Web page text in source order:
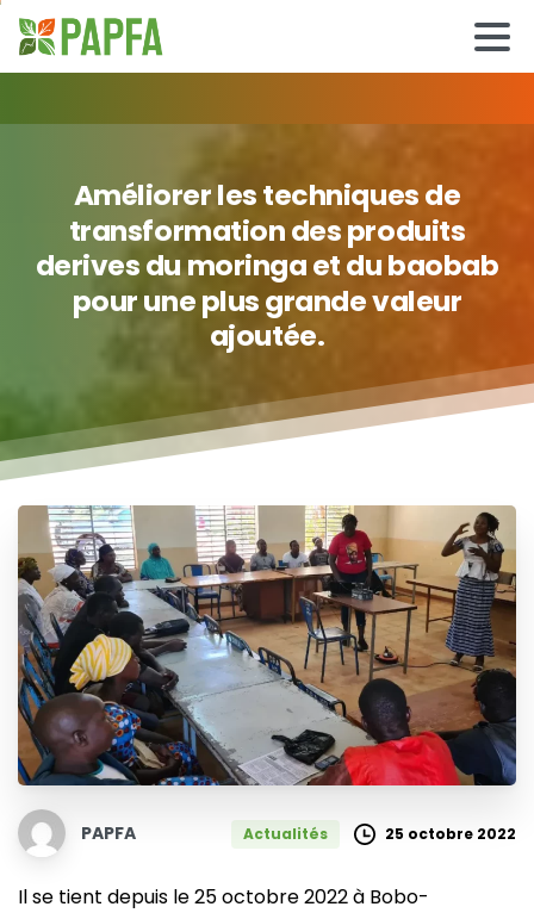
Améliorerlestechniquesde
transformationdesproduits
derivesdumoringaetdubaobab
pouruneplusgrandevaleur
ajoutée.
PAPFA Actualités 25 octobre 2022
Il se tient depuis le 25 octobre 2022 à Bobo-